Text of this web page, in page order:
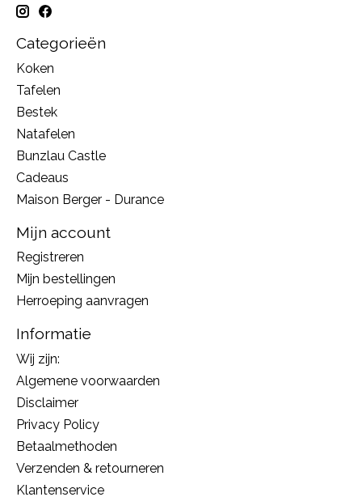
Categorieën
Koken
Tafelen
Bestek
Natafelen
Bunzlau Castle
Cadeaus
Maison Berger - Durance
Mijn account
Registreren
Mijn bestellingen
Herroeping aanvragen
Informatie
Wij zijn:
Algemene voorwaarden
Disclaimer
Privacy Policy
Betaalmethoden
Verzenden & retourneren
Klantenservice